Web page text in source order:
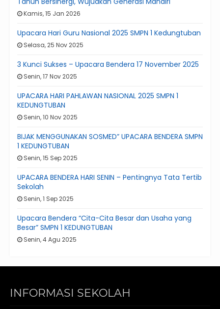
Kamis, 15 Jan 2026
Upacara Hari Guru Nasional 2025 SMPN 1 Kedungtuban
Selasa, 25 Nov 2025
3 Kunci Sukses – Upacara Bendera 17 November 2025
Senin, 17 Nov 2025
UPACARA HARI PAHLAWAN NASIONAL 2025 SMPN 1
KEDUNGTUBAN
Senin, 10 Nov 2025
BIJAK MENGGUNAKAN SOSMED” UPACARA BENDERA SMPN
1 KEDUNGTUBAN
Senin, 15 Sep 2025
UPACARA BENDERA HARI SENIN – Pentingnya Tata Tertib
Sekolah
Senin, 1 Sep 2025
Upacara Bendera “Cita-Cita Besar dan Usaha yang
Besar” SMPN 1 KEDUNGTUBAN
Senin, 4 Agu 2025
INFORMASI SEKOLAH